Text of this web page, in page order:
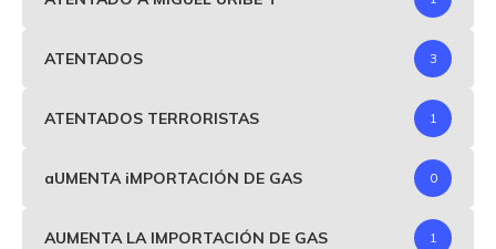
ATENTADOS 3
ATENTADOS TERRORISTAS 1
aUMENTA iMPORTACIÓN DE GAS 0
AUMENTA LA IMPORTACIÓN DE GAS 1